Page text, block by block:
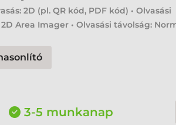
2D (pl. QR kód, PDF kód) • Olvasási
Area Imager • Olvasási távolság:
3-5 munkanap